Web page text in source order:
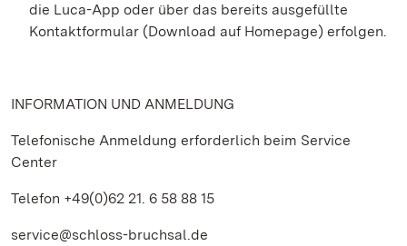
die Luca-App oder über das bereits ausgefüllte
Kontaktformular (Download auf Homepage) erfolgen.
INFORMATION UND ANMELDUNG
Telefonische Anmeldung erforderlich beim Service
Center
Telefon +49(0)62 21. 6 58 88 15
service@schloss-bruchsal.de